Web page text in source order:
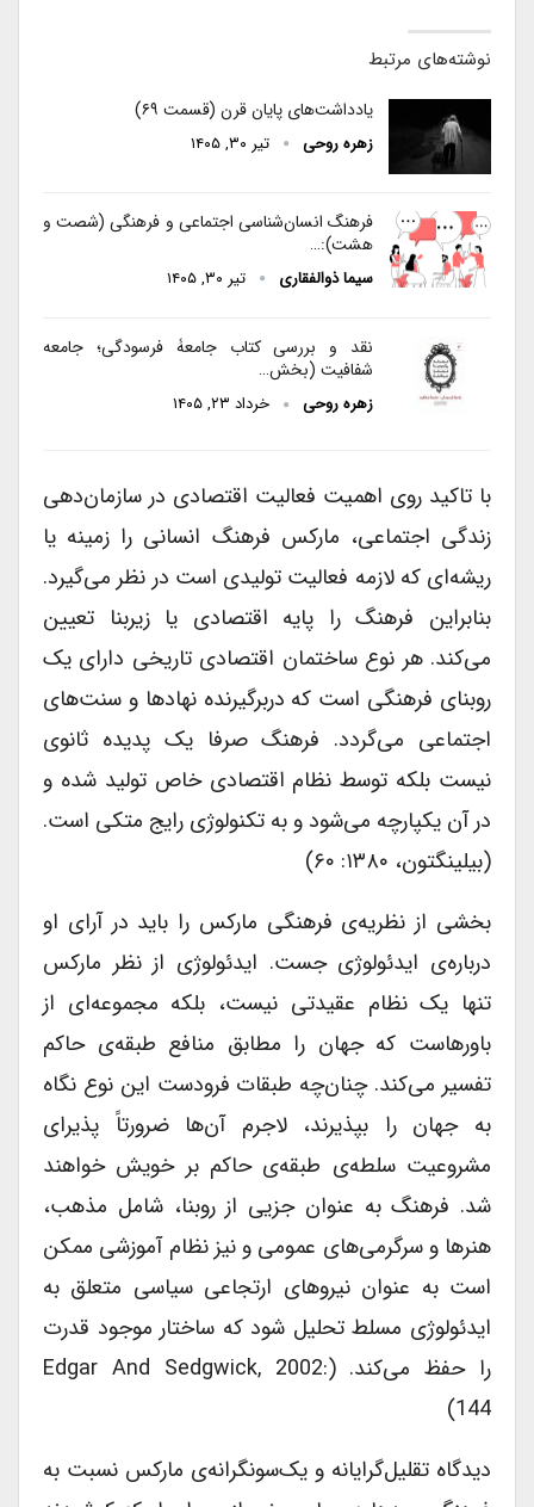
نوشته‌های مرتبط
یادداشت‌های پایان قرن (قسمت ۶۹)
زهره روحی تیر ۳۰, ۱۴۰۵
فرهنگ انسان‌شناسی اجتماعی و فرهنگی (شصت و
هشت):…
سیما ذوالفقاری تیر ۳۰, ۱۴۰۵
نقد و بررسی کتاب جامعۀ فرسودگی؛ جامعه
شفافیت (بخش…
زهره روحی خرداد ۲۳, ۱۴۰۵
با تاکید روی اهمیت فعالیت اقتصادی در سازمان‌دهی
زندگی اجتماعی، مارکس فرهنگ انسانی را زمینه یا
ریشه‌ای که لازمه فعالیت تولیدی است در نظر می‌گیرد.
بنابراین فرهنگ را پایه اقتصادی یا زیربنا تعیین
می‌کند. هر نوع ساختمان اقتصادی تاریخی دارای یک
روبنای فرهنگی است که دربرگیرنده نهادها و سنت‌های
اجتماعی می‌گردد. فرهنگ صرفا یک پدیده ثانوی
نیست بلکه توسط نظام اقتصادی خاص تولید شده و
در آن یکپارچه می‌شود و به تکنولوژی رایج متکی است.
(بیلینگتون، ۱۳۸۰: ۶۰)
بخشی از نظریه‌ی فرهنگی مارکس را باید در آرای او
درباره‌ی ایدئولوژی جست. ایدئولوژی از نظر مارکس
تنها یک نظام عقیدتی نیست، بلکه مجموعه‌ای از
باورهاست که جهان را مطابق منافع طبقه‌ی حاکم
تفسیر می‌کند. چنان‌چه طبقات فرودست این نوع نگاه
به جهان را بپذیرند، لاجرم آن‌ها ضرورتاً پذیرای
مشروعیت سلطه‌ی طبقه‌ی حاکم بر خویش خواهند
شد. فرهنگ به عنوان جزیی از روبنا، شامل مذهب،
هنرها و سرگرمی‌های عمومی و نیز نظام آموزشی ممکن
است به عنوان نیروهای ارتجاعی سیاسی متعلق به
ایدئولوژی مسلط تحلیل شود که ساختار موجود قدرت
را حفظ می‌کند. (Edgar And Sedgwick, 2002:
144)
دیدگاه تقلیل‌گرایانه و یک‌سونگرانه‌ی مارکس نسبت به